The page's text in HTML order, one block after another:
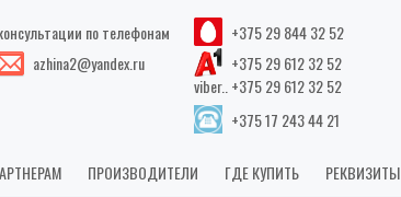
по телефонам
azhina2@yandex.ru
+375 29 844 32 52
+375 29 612 32 52
viber.. +375 29 612 32 52
+375 17 243 44 21
ПРОИЗВОДИТЕЛИ ГДЕ КУПИТЬ РЕКВИЗИТЫ